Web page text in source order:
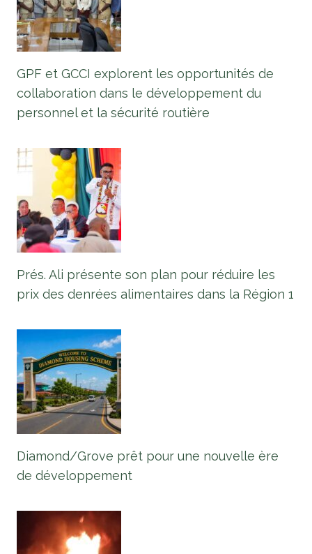
GPF et GCCI explorent les opportunités de
collaboration dans le développement du
personnel et la sécurité routière
Prés. Ali présente son plan pour réduire les
prix des denrées alimentaires dans la Région 1
Diamond/Grove prêt pour une nouvelle ère
de développement